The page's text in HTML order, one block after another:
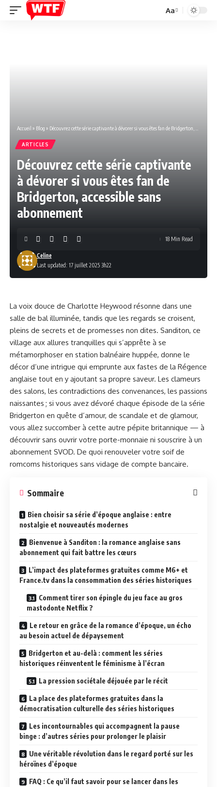
Font
Aa
Accueil » Blog » Découvrez cette série captivante à dévorer si vous êtes fan de Bridgerton, accessible sans abonnement
ARTICLES
Découvrez cette série captivante
à dévorer si vous êtes fan de
Bridgerton, accessible sans
abonnement
Last updated: 17 juillet 2025 3h22
Celine
18 Min Read
La voix douce de Charlotte Heywood résonne dans une
salle de bal illuminée, tandis que les regards se croisent,
pleins de secrets et de promesses non dites. Sanditon, ce
village aux allures tranquilles qui s’apprête à se
métamorphoser en station balnéaire huppée, donne le
décor d’une intrigue qui emprunte aux fastes de la Régence
anglaise tout en y ajoutant sa propre saveur. Les clameurs
des salons, les contradictions des convenances, les passions
naissantes ; si vous avez dévoré chaque épisode de la série
Bridgerton en quête d’amour, de scandale et de glamour,
vous allez succomber à cette autre pépite britannique — à
découvrir sans ouvrir votre porte-monnaie ni souscrire à un
abonnement SVOD. De quoi renouveler votre soif de
romcoms historiques sans vidage de compte bancaire.
Sommaire
Bien choisir sa série d’époque anglaise : entre
nostalgie et nouveautés modernes
Bienvenue à Sanditon : la romance anglaise sans
abonnement qui fait battre les cœurs
L’impact des plateformes gratuites comme M6+ et
France.tv dans la consommation des séries historiques
Comment tirer son épingle du jeu face au gros
mastodonte Netflix ?
Le retour en grâce de la romance d’époque, un écho
au besoin actuel de dépaysement
Bridgerton et au-delà : comment les séries
historiques réinventent le féminisme à l’écran
La pression sociétale déjouée par le récit
La place des plateformes gratuites dans la
démocratisation culturelle des séries historiques
Les incontournables qui accompagnent la pause
binge : d’autres séries pour prolonger le plaisir
Une véritable révolution dans le regard porté sur les
héroïnes d’époque
FAQ : Ce qu’il faut savoir pour se lancer dans les